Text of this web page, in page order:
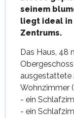
seinem
liegt ideal in
Zentrums.
Das Haus, 48
ausgestattete
Wohnzimmer
- ein
- ein